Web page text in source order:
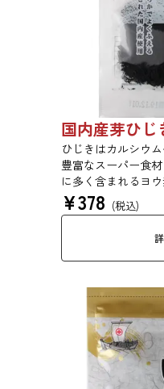
国内産芽ひ
ひじきはカルシウ
豊富なスーパー食
に多く含まれるヨ
成長期のお子様の
す。
¥378 (税込)